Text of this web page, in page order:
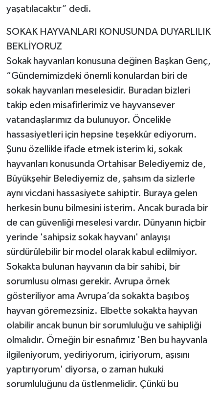
yaşatılacaktır” dedi.
SOKAK HAYVANLARI KONUSUNDA DUYARLILIK
BEKLİYORUZ
Sokak hayvanları konusuna değinen Başkan Genç,
“Gündemimizdeki önemli konulardan biri de
sokak hayvanları meselesidir. Buradan bizleri
takip eden misafirlerimiz ve hayvansever
vatandaşlarımız da bulunuyor. Öncelikle
hassasiyetleri için hepsine teşekkür ediyorum.
Şunu özellikle ifade etmek isterim ki, sokak
hayvanları konusunda Ortahisar Belediyemiz de,
Büyükşehir Belediyemiz de, şahsım da sizlerle
aynı vicdani hassasiyete sahiptir. Buraya gelen
herkesin bunu bilmesini isterim. Ancak burada bir
de can güvenliği meselesi vardır. Dünyanın hiçbir
yerinde 'sahipsiz sokak hayvanı' anlayışı
sürdürülebilir bir model olarak kabul edilmiyor.
Sokakta bulunan hayvanın da bir sahibi, bir
sorumlusu olması gerekir. Avrupa örnek
gösteriliyor ama Avrupa’da sokakta başıboş
hayvan göremezsiniz. Elbette sokakta hayvan
olabilir ancak bunun bir sorumluluğu ve sahipliği
olmalıdır. Örneğin bir esnafımız 'Ben bu hayvanla
ilgileniyorum, yediriyorum, içiriyorum, aşısını
yaptırıyorum' diyorsa, o zaman hukuki
sorumluluğunu da üstlenmelidir. Çünkü bu